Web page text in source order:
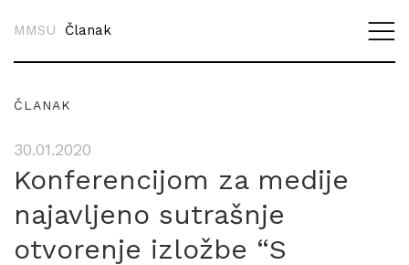
MMSU Članak
ČLANAK
30.01.2020
Konferencijom za medije
najavljeno sutrašnje
otvorenje izložbe “S